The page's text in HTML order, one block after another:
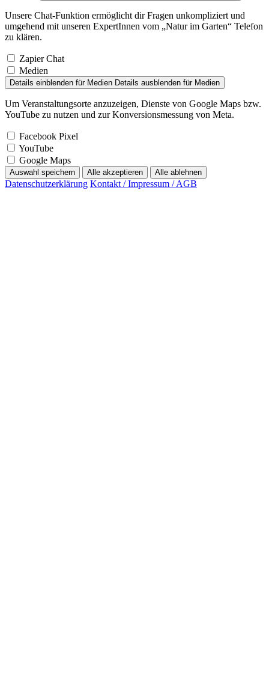
Unsere Chat-Funktion ermöglicht dir Fragen unkompliziert und
umgehend mit unseren ExpertInnen vom „Natur im Garten“ Telefon
zu klären.
Zapier Chat
Medien
Details einblenden für Medien Details ausblenden für Medien
Um Veranstaltungsorte anzuzeigen, Dienste von Google Maps bzw.
YouTube zu nutzen und zur Konversionsmessung von Meta.
Facebook Pixel
YouTube
Google Maps
Auswahl speichern Alle akzeptieren Alle ablehnen
Datenschutzerklärung Kontakt / Impressum / AGB